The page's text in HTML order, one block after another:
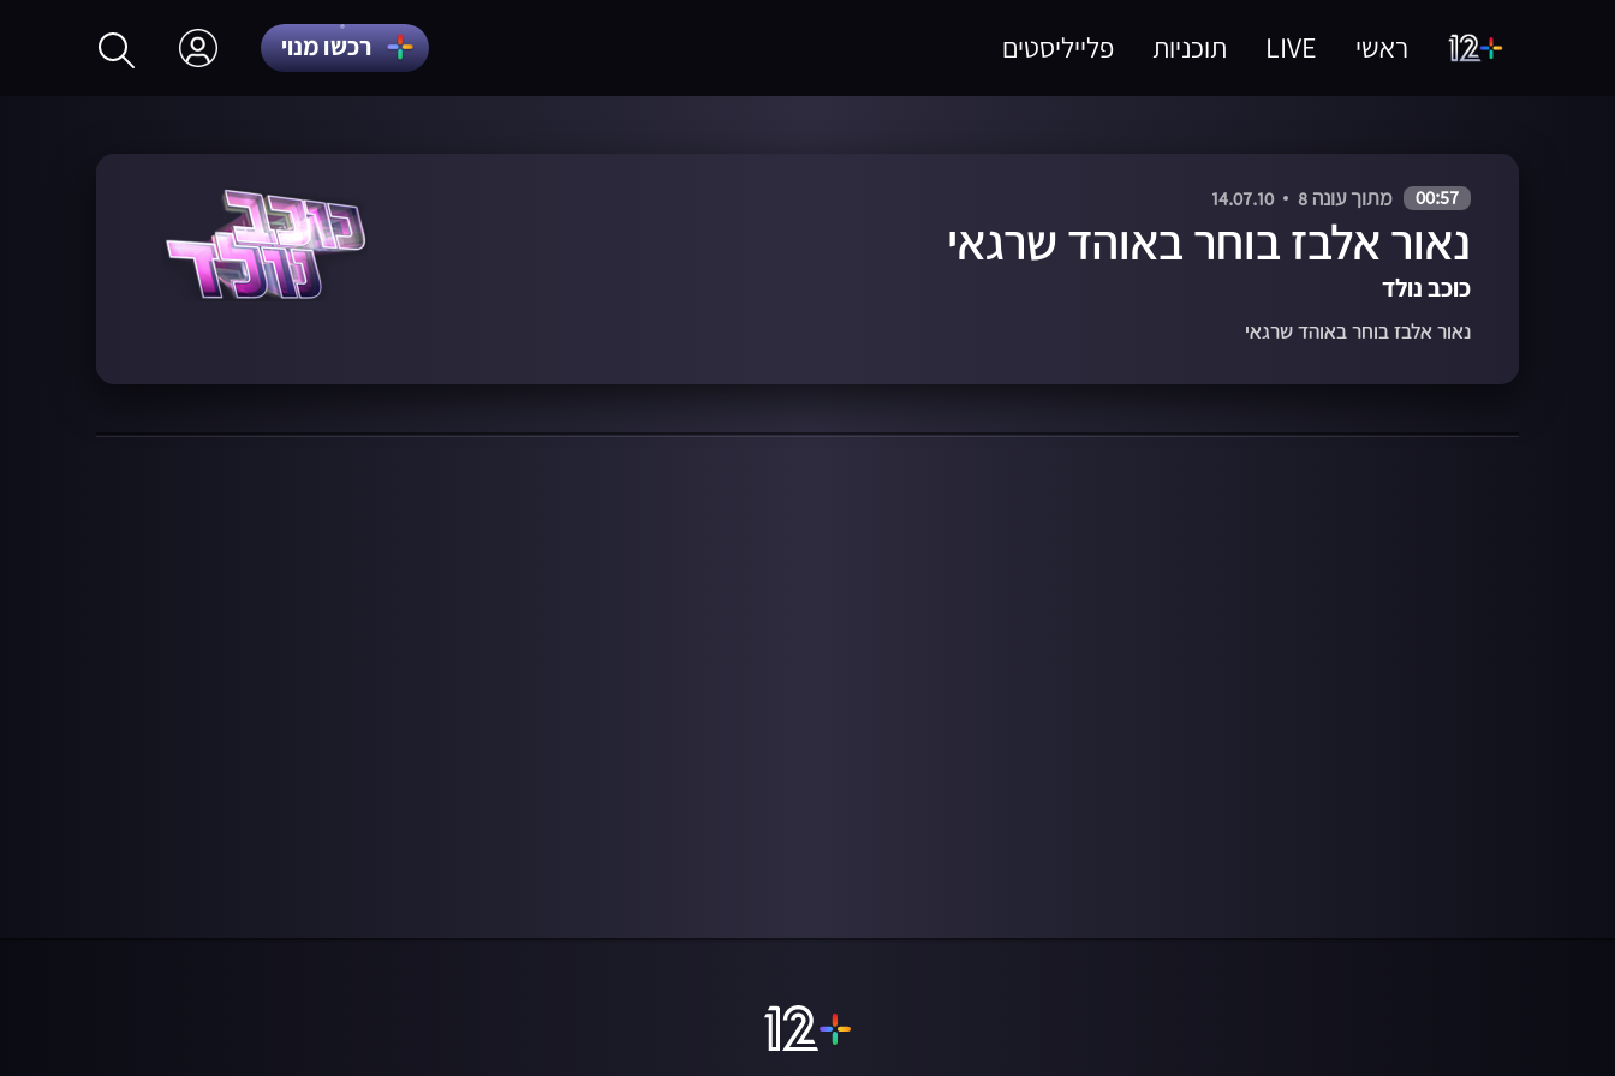
ראשי LIVE תוכניות פלייליסטים רכשו מנוי
הרשמה
00:57 מתוך עונה 8 14.07.10
נאור אלבז בוחר באוהד שרגאי
כוכב נולד
נאור אלבז בוחר באוהד שרגאי